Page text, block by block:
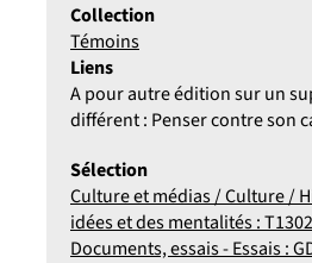
Collection
Témoins
Liens
A pour autre édition sur un
différent : Penser contre son
Sélection
Culture et médias / Culture /
idées et des mentalités :
Documents, essais - Essais :